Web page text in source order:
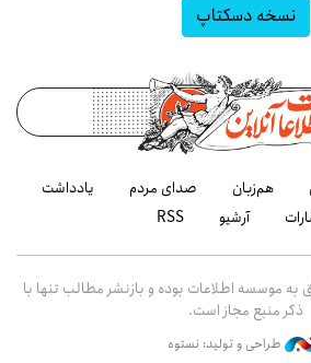
نسخه دسکتاپ
هم‌زبان صدای مردم
یادداشت
آرشیو RSS
موسسه اطلاعات بوده و بازنشر مطالب تنها با
ذکر منبع مجاز است.
طراحی و تولید: نستوه